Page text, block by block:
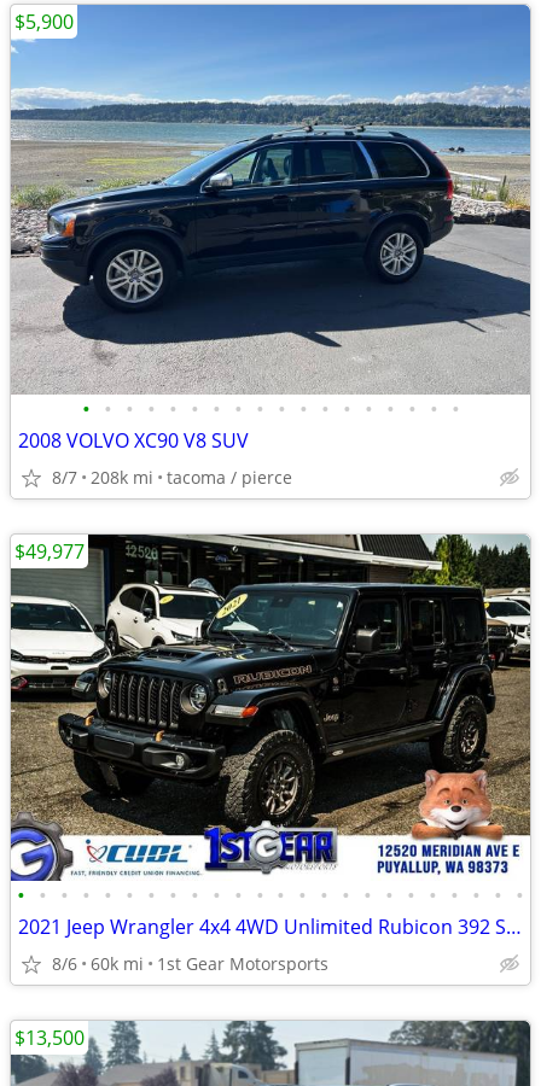
• • • • • • • • • • • • • • • • • •
2008 VOLVO XC90 V8 SUV
8/7 208k mi tacoma / pierce
$5,900
• • • • • • • • • • • • • • • • • • • • • • • •
2021 Jeep Wrangler 4x4 4WD Unlimited Rubicon 392 SUV
8/6 60k mi 1st Gear Motorsports
$49,977
$13,500